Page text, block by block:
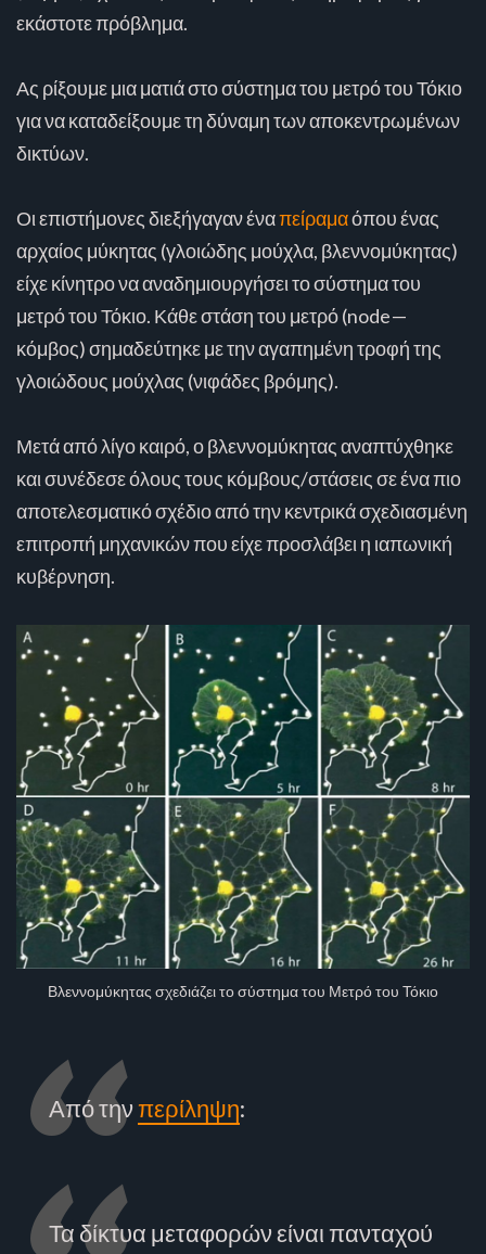
εκάστοτε πρόβλημα.
Ας ρίξουμε μια ματιά στο σύστημα του μετρό του Τόκιο
για να καταδείξουμε τη δύναμη των αποκεντρωμένων
δικτύων.
Οι επιστήμονες διεξήγαγαν έναπείραμαόπου ένας
αρχαίος μύκητας (γλοιώδης μούχλα, βλεννομύκητας)
είχε κίνητρο να αναδημιουργήσει το σύστημα του
μετρό του Τόκιο. Κάθε στάση του μετρό (node —
κόμβος) σημαδεύτηκε με την αγαπημένη τροφή της
γλοιώδους μούχλας (νιφάδες βρόμης).
Μετά από λίγο καιρό, ο βλεννομύκητας αναπτύχθηκε
και συνέδεσε όλους τους κόμβους/στάσεις σε ένα πιο
αποτελεσματικό σχέδιο από την κεντρικά σχεδιασμένη
επιτροπή μηχανικών που είχε προσλάβει η ιαπωνική
κυβέρνηση.
Βλεννομύκητας σχεδιάζει το σύστημα του Μετρό του Τόκιο
Από τηνπερίληψη:
Τα δίκτυα μεταφορών είναι πανταχού